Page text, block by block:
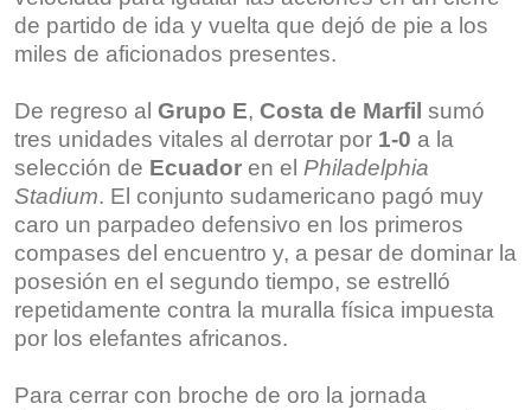
de partido de ida y vuelta que dejó de pie a los
miles de aficionados presentes.
De regreso al Grupo E, Costa de Marfil sumó
tres unidades vitales al derrotar por 1-0 a la
selección de Ecuador en el Philadelphia
Stadium. El conjunto sudamericano pagó muy
caro un parpadeo defensivo en los primeros
compases del encuentro y, a pesar de dominar la
posesión en el segundo tiempo, se estrelló
repetidamente contra la muralla física impuesta
por los elefantes africanos.
Para cerrar con broche de oro la jornada